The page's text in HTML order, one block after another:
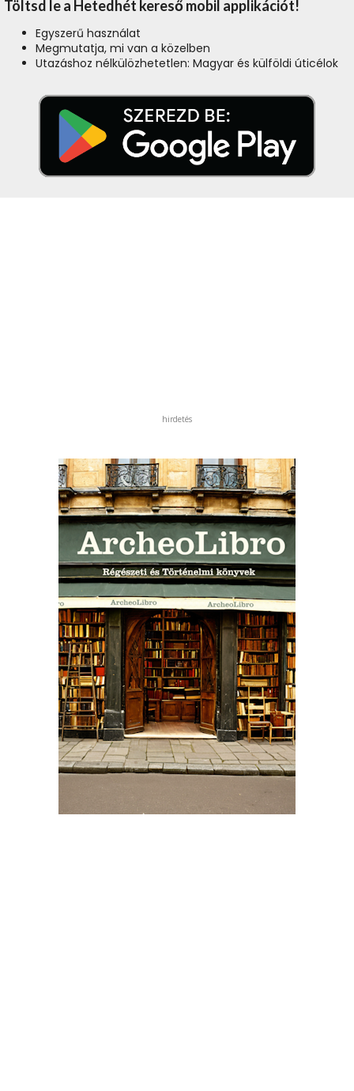
Töltsd le a Hetedhét kereső mobil applikációt!
Egyszerű használat
Megmutatja, mi van a közelben
Utazáshoz nélkülözhetetlen: Magyar és külföldi úticélok
hirdetés